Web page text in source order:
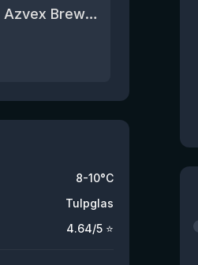
Azvex Brewing Company
8-10°C
Tulpglas
4.64/5 ⭐